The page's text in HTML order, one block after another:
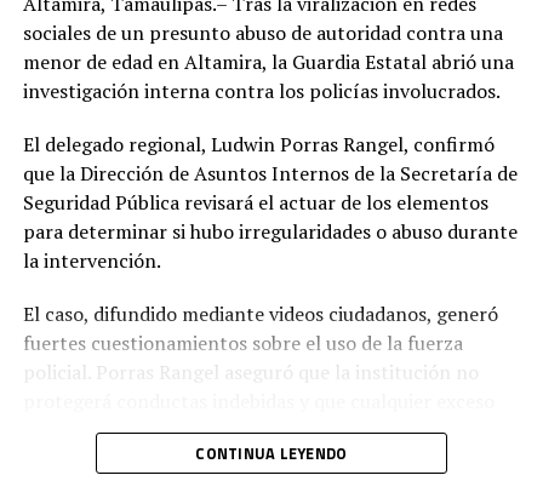
sociales de un presunto abuso de autoridad contra una
menor de edad en Altamira, la Guardia Estatal abrió una
investigación interna contra los policías involucrados.
El delegado regional, Ludwin Porras Rangel, confirmó
que la Dirección de Asuntos Internos de la Secretaría de
Seguridad Pública revisará el actuar de los elementos
para determinar si hubo irregularidades o abuso durante
la intervención.
El caso, difundido mediante videos ciudadanos, generó
fuertes cuestionamientos sobre el uso de la fuerza
policial. Porras Rangel aseguró que la institución no
será sancionado conforme a la ley.
CONTINUA LEYENDO